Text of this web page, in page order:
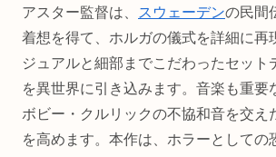
アスター監督は、 スウェーデンの民間
着想を得て、ホルガの儀式を詳細に再
ジュアルと細部までこだわったセット
を異世界に引き込みます。音楽も重要
ボビー・クルリックの不協和音を交え
を高めます。本作は、ホラーとしての